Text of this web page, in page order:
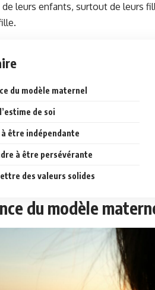
leurs enfants, surtout de leurs
du modèle maternel
de soi
être indépendante
à être persévérante
des valeurs solides
du modèle